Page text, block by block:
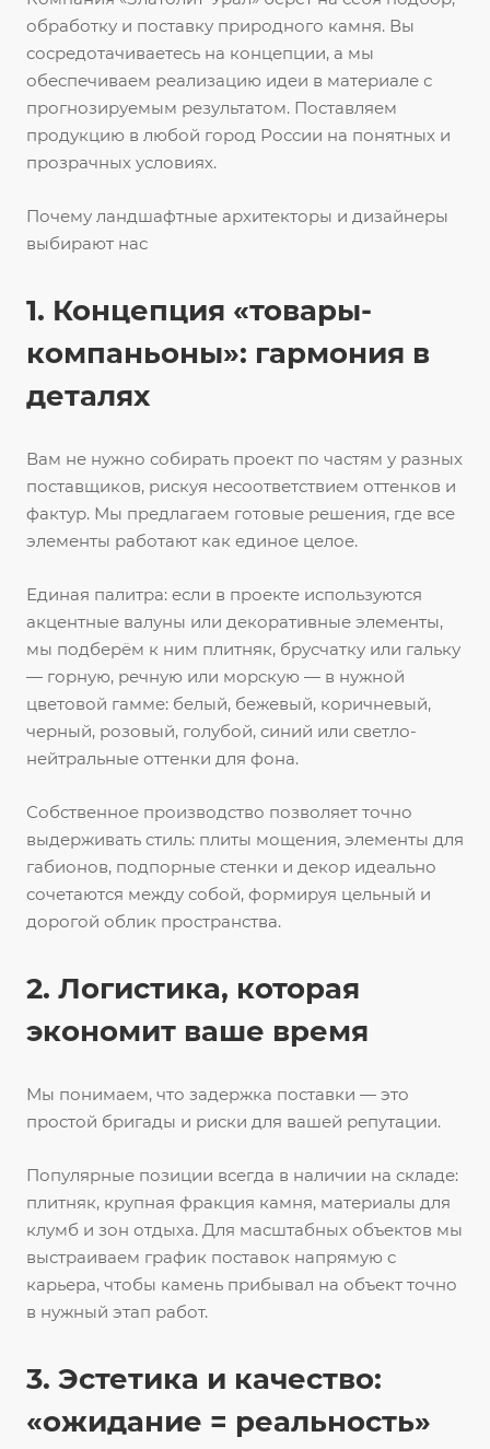
обработку и поставку природного камня. Вы
сосредотачиваетесь на концепции, а мы
обеспечиваем реализацию идеи в материале с
прогнозируемым результатом. Поставляем
продукцию в любой город России на понятных и
прозрачных условиях.
Почему ландшафтные архитекторы и дизайнеры
выбирают нас
1. Концепция «товары-
компаньоны»: гармония в
деталях
Вам не нужно собирать проект по частям у разных
поставщиков, рискуя несоответствием оттенков и
фактур. Мы предлагаем готовые решения, где все
элементы работают как единое целое.
Единая палитра: если в проекте используются
акцентные валуны или декоративные элементы,
мы подберём к ним плитняк, брусчатку или гальку
— горную, речную или морскую — в нужной
цветовой гамме: белый, бежевый, коричневый,
черный, розовый, голубой, синий или светло-
нейтральные оттенки для фона.
Собственное производство позволяет точно
выдерживать стиль: плиты мощения, элементы для
габионов, подпорные стенки и декор идеально
сочетаются между собой, формируя цельный и
дорогой облик пространства.
2. Логистика, которая
экономит ваше время
Мы понимаем, что задержка поставки — это
простой бригады и риски для вашей репутации.
Популярные позиции всегда в наличии на складе:
плитняк, крупная фракция камня, материалы для
клумб и зон отдыха. Для масштабных объектов мы
выстраиваем график поставок напрямую с
карьера, чтобы камень прибывал на объект точно
в нужный этап работ.
3. Эстетика и качество:
«ожидание = реальность»